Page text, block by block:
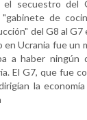
el secuestro del
de
del G8 al G7
en Ucrania fue un
a haber ningún
El G7, que fue
la